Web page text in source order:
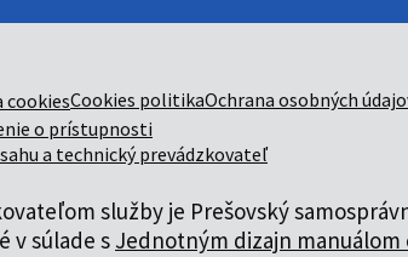
cookiesCookies politikaOchrana osobných
o prístupnosti
a technický prevádzkovateľ
služby je Prešovský
v súlade s Jednotným dizajn